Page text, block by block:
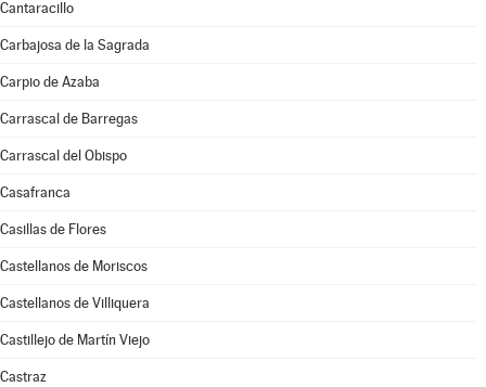
Cantaracillo
Carbajosa de la Sagrada
Carpio de Azaba
Carrascal de Barregas
Carrascal del Obispo
Casafranca
Casillas de Flores
Castellanos de Moriscos
Castellanos de Villiquera
Castillejo de Martín Viejo
Castraz